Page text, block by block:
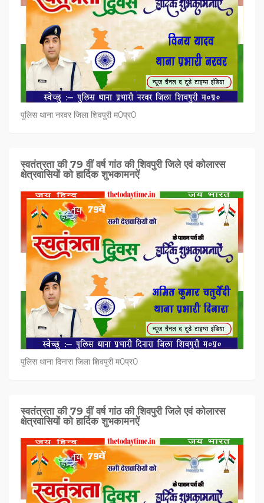
पुलिस थाना नरवर जिला शिवपुरी म0प्र0
स्वतंत्रता की 79 वीं वर्ष गांठ की शिवपुरी जिले एवं कोलारस
क्षेत्रवासियों को हार्दिक शुभकामनऐं
पुलिस थाना दिनारा जिला शिवपुरी म0प्र0
स्वतंत्रता की 79 वीं वर्ष गांठ की शिवपुरी जिले एवं कोलारस
क्षेत्रवासियों को हार्दिक शुभकामनऐं